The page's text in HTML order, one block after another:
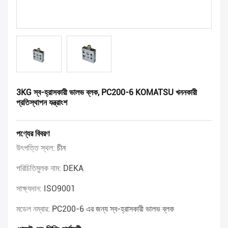
3KG স্ব-হ্রাসকারী ভালভ ব্লক, PC200-6 KOMATSU খননকারী
প্রতিস্থাপন যন্ত্রাংশ
পণ্যের বিবরণ
উৎপত্তি স্থল: চীন
পরিচিতিমুলক নাম: DEKA
সাক্ষ্যদান: ISO9001
মডেল নম্বার: PC200-6 এর জন্য স্ব-হ্রাসকারী ভালভ ব্লক